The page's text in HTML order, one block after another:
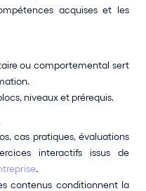
acquises et les
ou comportemental sert
niveaux et prérequis.
cas pratiques, évaluations
.
contenus conditionnent la